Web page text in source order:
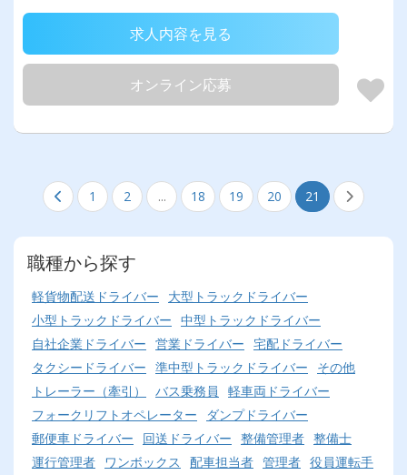
求人内容を見る
オンライン応募
1 2 ... 18 19 20 21
職種から探す
軽貨物配送ドライバー
大型トラックドライバー
小型トラックドライバー 中型トラックドライバー
自社企業ドライバー 営業ドライバー 宅配ドライバー
タクシードライバー 準中型トラックドライバー
その他
トレーラー（牽引）
バス乗務員
軽車両ドライバー
フォークリフトオペレーター
ダンプドライバー
郵便車ドライバー
回送ドライバー 整備管理者 整備士
運行管理者
ワンボックス 配車担当者 管理者 役員運転手